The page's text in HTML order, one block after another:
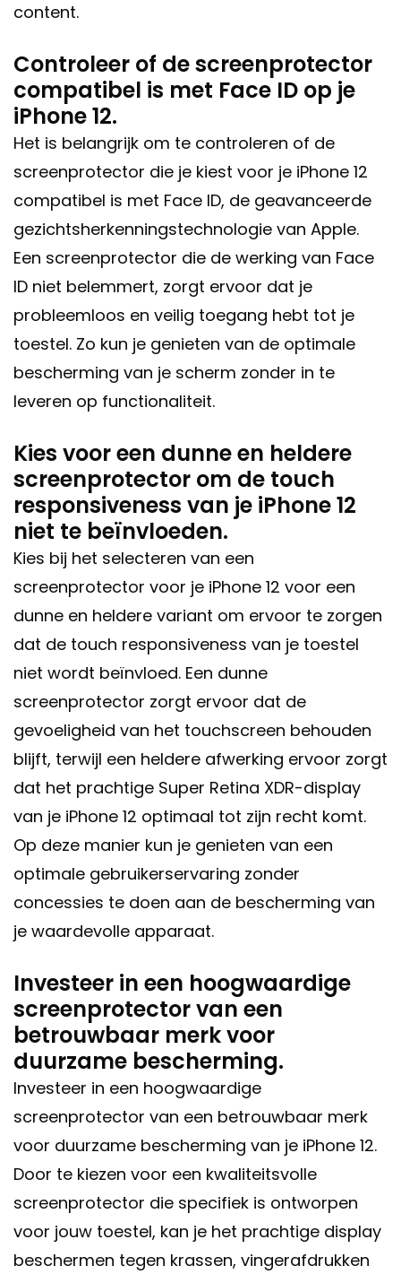
content.
Controleer of de screenprotector
compatibel is met Face ID op je
iPhone 12.
Het is belangrijk om te controleren of de
screenprotector die je kiest voor je iPhone 12
compatibel is met Face ID, de geavanceerde
gezichtsherkenningstechnologie van Apple.
Een screenprotector die de werking van Face
ID niet belemmert, zorgt ervoor dat je
probleemloos en veilig toegang hebt tot je
toestel. Zo kun je genieten van de optimale
bescherming van je scherm zonder in te
leveren op functionaliteit.
Kies voor een dunne en heldere
screenprotector om de touch
responsiveness van je iPhone 12
niet te beïnvloeden.
Kies bij het selecteren van een
screenprotector voor je iPhone 12 voor een
dunne en heldere variant om ervoor te zorgen
dat de touch responsiveness van je toestel
niet wordt beïnvloed. Een dunne
screenprotector zorgt ervoor dat de
gevoeligheid van het touchscreen behouden
blijft, terwijl een heldere afwerking ervoor zorgt
dat het prachtige Super Retina XDR-display
van je iPhone 12 optimaal tot zijn recht komt.
Op deze manier kun je genieten van een
optimale gebruikerservaring zonder
concessies te doen aan de bescherming van
je waardevolle apparaat.
Investeer in een hoogwaardige
screenprotector van een
betrouwbaar merk voor
duurzame bescherming.
Investeer in een hoogwaardige
screenprotector van een betrouwbaar merk
voor duurzame bescherming van je iPhone 12.
Door te kiezen voor een kwaliteitsvolle
screenprotector die specifiek is ontworpen
voor jouw toestel, kan je het prachtige display
beschermen tegen krassen, vingerafdrukken